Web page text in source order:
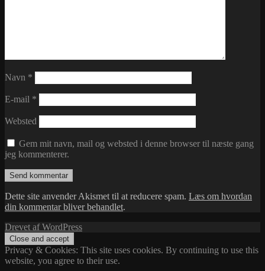
Navn *
E-mail *
Websted
Gem mit navn, mail og websted i denne browser til næste gang
jeg kommenterer.
Dette site anvender Akismet til at reducere spam. Læs om hvordan
din kommentar bliver behandlet.
Drevet af WordPress
Privacy & Cookies: This site uses cookies. By continuing to use this
website, you agree to their use.